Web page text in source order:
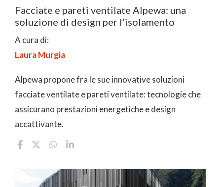
Facciate e pareti ventilate Alpewa: una
soluzione di design per l’isolamento
A cura di:
Laura Murgia
Alpewa propone fra le sue innovative soluzioni
facciate ventilate e pareti ventilate: tecnologie che
assicurano prestazioni energetiche e design
accattivante.